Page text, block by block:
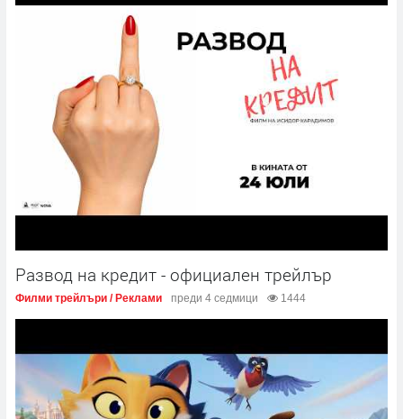
Развод на кредит - официален трейлър
Филми трейлъри / Реклами преди 4 седмици 1444